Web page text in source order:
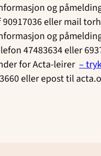
og
90917036 eller mail
og
47483634 eller
for Acta-leirer –
eller epost til